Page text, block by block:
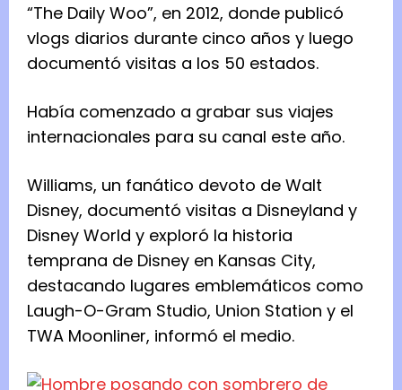
“The Daily Woo”, en 2012, donde publicó
vlogs diarios durante cinco años y luego
documentó visitas a los 50 estados.
Había comenzado a grabar sus viajes
internacionales para su canal este año.
Williams, un fanático devoto de Walt
Disney, documentó visitas a Disneyland y
Disney World y exploró la historia
temprana de Disney en Kansas City,
destacando lugares emblemáticos como
Laugh-O-Gram Studio, Union Station y el
TWA Moonliner, informó el medio.